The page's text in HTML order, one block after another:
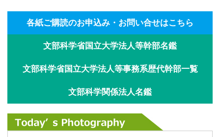
各紙ご購読のお申込み・お問い合せはこちら
文部科学省国立大学法人等幹部名鑑
文部科学省国立大学法人等事務系歴代幹部一覧
文部科学関係法人名鑑